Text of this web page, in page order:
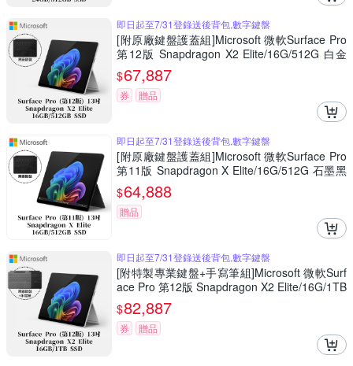
即日起至7/31登錄送後背包,數字鍵盤
[附原廠鍵盤護蓋組]Microsoft 微軟Surface Pro
第12版 Snapdragon X2 Elite/16G/512G 白金
平板筆電EP2-65139(不含筆)
$67,887
券 贈品
即日起至7/31登錄送後背包,數字鍵盤
[附原廠鍵盤護蓋組]Microsoft 微軟Surface Pro
第11版 Snapdragon X Elite/16G/512G 石墨黑
平板筆電ZIA-00033(不含筆)
$64,888
贈品
即日起至7/31登錄送後背包,數字鍵盤
[附特製專業鍵盤+手寫筆組]Microsoft 微軟Surf
ace Pro 第12版 Snapdragon X2 Elite/16G/1TB
白金平板筆電EP2-65021
$82,887
券 贈品